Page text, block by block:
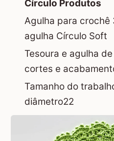
Círculo Produtos
Agulha para crochê
agulha Círculo Soft
Tesoura e agulha
cortes e
Tamanho do
diâmetro22